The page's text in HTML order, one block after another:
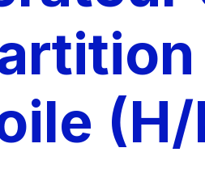
(H/